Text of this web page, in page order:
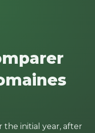
the initial year, after